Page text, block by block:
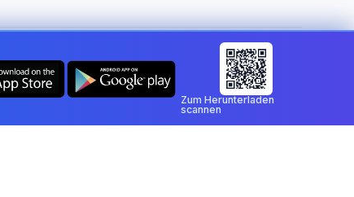
Land wechseln: Switzerland
Zum Herunterladen
scannen